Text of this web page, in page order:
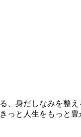
身だしなみを整
っと人生をもっと